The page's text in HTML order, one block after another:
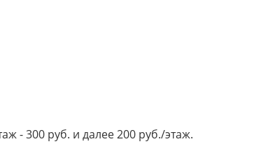
- 300 руб. и далее 200 руб./этаж.